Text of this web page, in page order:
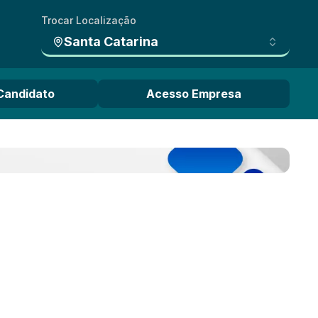
Trocar Localização
Santa Catarina
Acesso Empresa